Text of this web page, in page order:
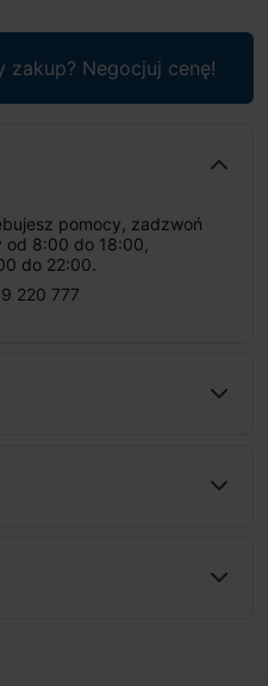
zakup? Negocjuj cenę!
pomocy, zadzwoń
od 8:00 do 18:00,
do 22:00.
220 777